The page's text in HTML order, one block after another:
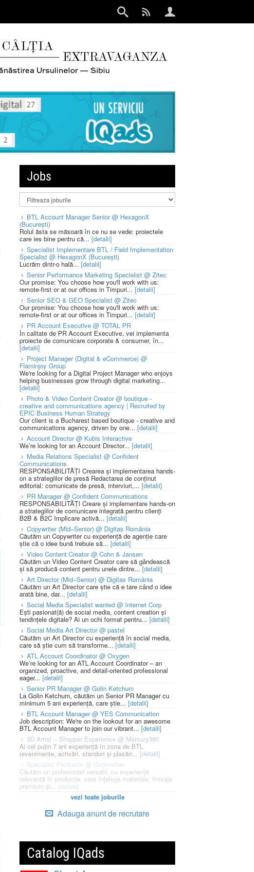
Jobs
BTL Account Manager Senior @ HexagonX
(București)
Rolul ăsta se măsoară în ce nu se vede: proiectele
care ies bine pentru că... [detalii]
Specialist Implementare BTL / Field Implementation
Specialist @ HexagonX (București)
Lucrăm dintr-o hală... [detalii]
Senior Performance Marketing Specialist @ Zitec
Our promise: You choose how you'll work with us:
remote-first or at our offices in Timpuri... [detalii]
Senior SEO & GEO Specialist @ Zitec
Our promise: You choose how you'll work with us:
remote-first or at our offices in Timpuri... [detalii]
PR Account Executive @ TOTAL PR
În calitate de PR Account Executive, vei implementa
proiecte de comunicare corporate & consumer, în...
[detalii]
Project Manager (Digital & eCommerce) @
Flaminjoy Group
We're looking for a Digital Project Manager who enjoys
helping businesses grow through digital marketing...
[detalii]
Photo & Video Content Creator @ boutique -
creative and communications agency | Recruited by
EPIC Business Human Strategy
Our client is a Bucharest based boutique - creative and
communications agency, driven by one... [detalii]
Account Director @ Kubis Interactive
We’re looking for an Account Director... [detalii]
Media Relations Specialist @ Confident
Communications
RESPONSABILITĂȚI Crearea și implementarea hands-
on a strategiilor de presă Redactarea de conținut
editorial: comunicate de presă, interviuri,... [detalii]
PR Manager @ Confident Communications
RESPONSABILITĂȚI Creare și implementare hands-on
a strategiilor de comunicare integrată pentru clienți
B2B & B2C Implicare activă... [detalii]
Copywriter (Mid–Senior) @ Digitas România
Căutăm un Copywriter cu experiență de agenție care
știe că o idee bună trebuie să... [detalii]
Video Content Creator @ Cohn & Jansen
Căutăm un Video Content Creator care să gândească
și să producă content pentru unele dintre... [detalii]
Art Director (Mid–Senior) @ Digitas România
Căutăm un Art Director care știe că e tare când o idee
arată bine, dar... [detalii]
Social Media Specialist wanted @ Internet Corp
Ești pasionat(ă) de social media, content creation și
tendințele digitale? Ai un ochi format pentru... [detalii]
Social Media Art Director @ pastel
Căutăm un Art Director cu experiență în social media,
care să știe cum să transforme... [detalii]
ATL Account Coordinator @ Oxygen
We’re looking for an ATL Account Coordinator – an
organized, proactive, and detail-oriented professional
eager... [detalii]
Senior PR Manager @ Golin Ketchum
La Golin Ketchum, căutăm un Senior PR Manager cu
minimum 5 ani experiență, care știe... [detalii]
BTL Account Manager @ YES Communication
Job description: We're on the lookout for an awesome
BTL Account Manager to join our vibrant... [detalii]
3D Artist – Shopper Experience @ Mercury360
Ai cel puțin 7 ani experiență în zona de BTL
(evenimente, activări, standuri și plasări... [detalii]
Specialist Productie @ Godmother
Căutăm un profesionist versatil, cu experiență
relevantă în producție, care înțelege materiale, finisaje
premium și... [detalii]
vezi toate joburile
Adauga anunt de recrutare
Catalog IQads